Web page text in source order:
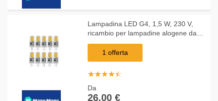
Lampadina LED G4, 1,5 W, 230 V,
ricambio per lampadine alogene da
20 W, AC/DC 3000 K, luce bianca
calda, equivalente a base bi-pin, tipo
JC, a
1 offerta
☆☆☆☆☆
★★★★★
Da
26,00 €